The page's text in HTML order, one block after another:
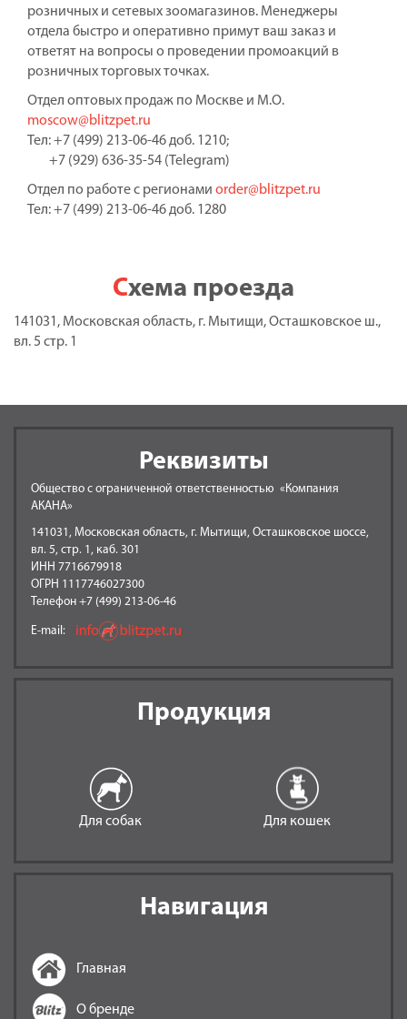
розничных и сетевых зоомагазинов. Менеджеры
отдела быстро и оперативно примут ваш заказ и
ответят на вопросы о проведении промоакций в
розничных торговых точках.
Отдел оптовых продаж по Москве и М.О.
moscow@blitzpet.ru
Тел: +7 (499) 213-06-46 доб. 1210;
+7 (929) 636-35-54 (Telegram)
Отдел по работе с регионами order@blitzpet.ru
Тел: +7 (499) 213-06-46 доб. 1280
Схема проезда
141031, Московская область, г. Мытищи, Осташковское ш.,
вл. 5 стр. 1
Реквизиты
Общество с ограниченной ответственностью «Компания
АКАНА»
141031, Московская область, г. Мытищи, Осташковское шоссе,
вл. 5, стр. 1, каб. 301
ИНН 7716679918
ОГРН 1117746027300
Телефон +7 (499) 213-06-46
E-mail:
Продукция
Для собак Для кошек
Навигация
Главная
О бренде